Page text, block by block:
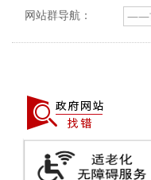
网站群导航：